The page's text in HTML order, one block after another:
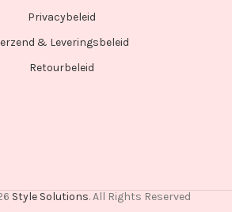
Privacybeleid
& Leveringsbeleid
Retourbeleid
Style Solutions. All Rights Reserved